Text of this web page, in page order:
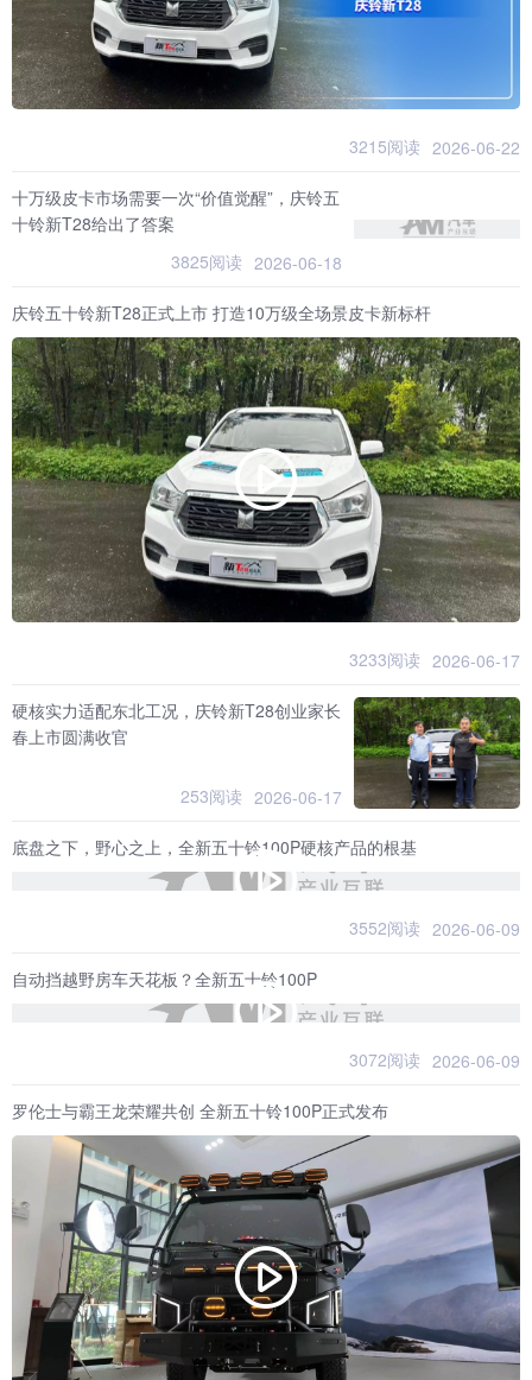
3215阅读 2026-06-22
十万级皮卡市场需要一次“价值觉醒”，庆铃五
十铃新T28给出了答案
3825阅读 2026-06-18
庆铃五十铃新T28正式上市 打造10万级全场景皮卡新标杆
3233阅读 2026-06-17
硬核实力适配东北工况，庆铃新T28创业家长
春上市圆满收官
253阅读 2026-06-17
底盘之下，野心之上，全新五十铃100P硬核产品的根基
3552阅读 2026-06-09
自动挡越野房车天花板？全新五十铃100P
3072阅读 2026-06-09
罗伦士与霸王龙荣耀共创 全新五十铃100P正式发布